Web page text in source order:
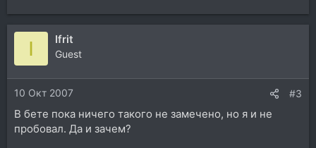
I Ifrit
Guest
10 Окт 2007 #3
В бете пока ничего такого не замечено, но я и не
пробовал. Да и зачем?